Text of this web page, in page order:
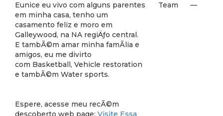
Eunice eu vivo com alguns parentes
em minha casa, tenho um
casamento feliz e moro em
Galleywood, na NA regiÄƒo central.
E tambÃ©m amar minha famÃ­lia e
amigos, eu me divirto
com Basketball, Vehicle restoration
e tambÃ©m Water sports.
Espere, acesse meu recÃ©m
descoberto web page; Visite Essa
Team —